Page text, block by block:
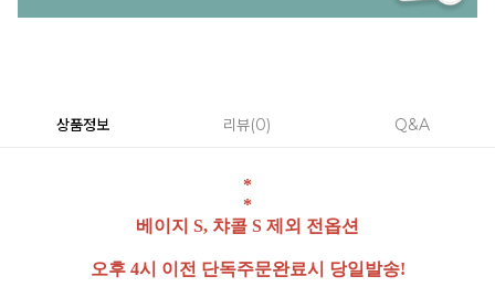
상품정보 리뷰 0 Q&A
*
*
베이지 S, 챠콜 S 제외 전옵션
오후 4시 이전 단독주문완료시 당일발송!